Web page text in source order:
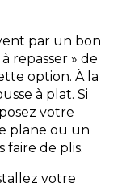
par un bon
repasser » de
option. À la
à plat. Si
votre
plane ou un
faire de plis.
votre